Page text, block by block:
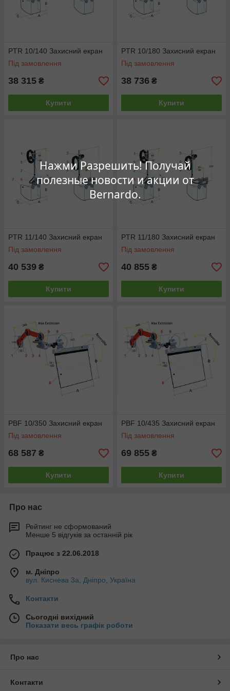
Нажми Разрешить! Получай
полезные новости и акции от
Bernardo.
PTR 10/140 Захисний екран
Під замовлення
38 315 ₴
Купити
PTR 10/180 Захисний екран
Під замовлення
38 736 ₴
Купити
PTR 11/140 Захисний екран
Під замовлення
40 539 ₴
Купити
PTR 11/180 Захисний екран
Під замовлення
40 855 ₴
Купити
PBF 10/350 Захисний екран
Під замовлення
68 587 ₴
Купити
PBF 10/435 Захисний екран
Під замовлення
69 855 ₴
Купити
Про нас
Рейтинг не сформований
Менше 5 відгуків за останній рік
Працює з 22.06.2018
м. Дніпро
вул. Киснева 3а, Дніпро, Україна
Контакти
Сьогодні вихідний
Показати весь графік роботи
Про нас
Контакти